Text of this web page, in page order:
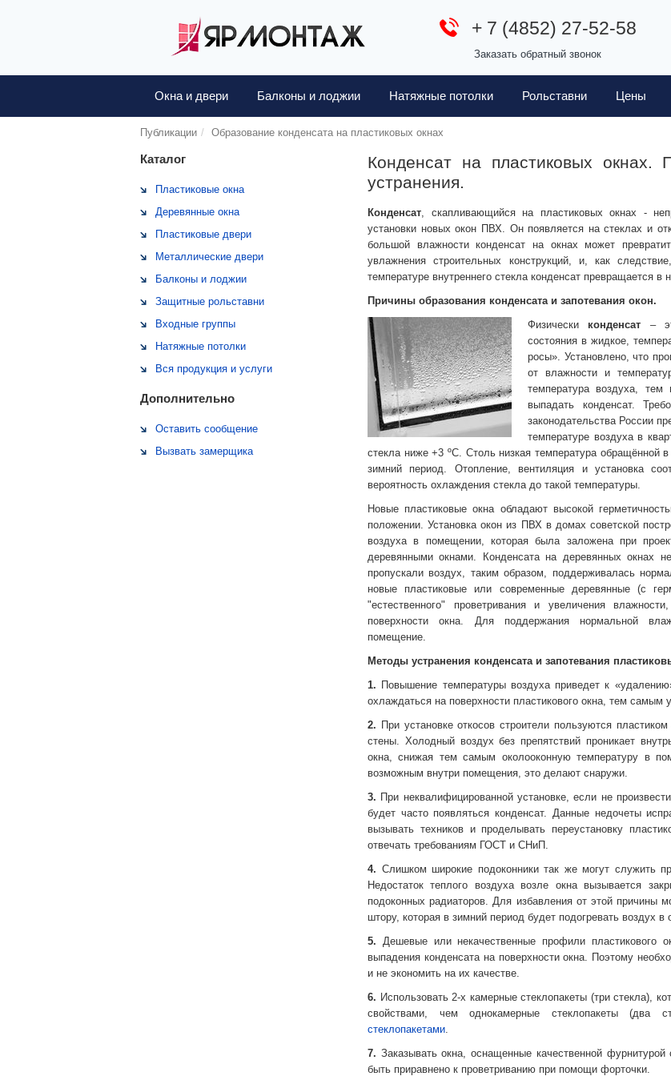
+ 7 (4852) 27-52-58
Заказать обратный звонок
Окна и двери Балконы и лоджии Натяжные потолки Рольставни Цены
Публикации Образование конденсата на пластиковых окнах
Конденсат на пластиковых
устранения.
Конденсат, скапливающийся на пластиковых окнах -
установки новых окон ПВХ. Он появляется на стеклах и
большой влажности конденсат на окнах может
увлажнения строительных конструкций, и, как
температуре внутреннего стекла конденсат превращается в
Причины образования конденсата и запотевания окон.
Физически конденсат –
состояния в жидкое,
росы». Установлено, что
от влажности и
температура воздуха,
выпадать конденсат.
законодательства России
температуре воздуха в
стекла ниже +3 ºС. Столь низкая температура обращённой
зимний период. Отопление, вентиляция и установка
вероятность охлаждения стекла до такой температуры.
Новые пластиковые окна обладают высокой
положении. Установка окон из ПВХ в домах советской
воздуха в помещении, которая была заложена при
деревянными окнами. Конденсата на деревянных окнах
пропускали воздух, таким образом, поддерживалась
новые пластиковые или современные деревянные (с
"естественного" проветривания и увеличения
поверхности окна. Для поддержания нормальной
помещение.
Методы устранения конденсата и запотевания
1. Повышение температуры воздуха приведет к
охлаждаться на поверхности пластикового окна, тем
2. При установке откосов строители пользуются
стены. Холодный воздух без препятствий проникает
окна, снижая тем самым околооконную температуру в
возможным внутри помещения, это делают снаружи.
3. При неквалифицированной установке, если не
будет часто появляться конденсат. Данные недочеты
вызывать техников и проделывать переустановку
отвечать требованиям ГОСТ и СНиП.
4. Слишком широкие подоконники так же могут служить
Недостаток теплого воздуха возле окна вызывается
подоконных радиаторов. Для избавления от этой причины
штору, которая в зимний период будет подогревать воздух в
5. Дешевые или некачественные профили пластикового
выпадения конденсата на поверхности окна. Поэтому
и не экономить на их качестве.
6. Использовать 2-х камерные стеклопакеты (три стекла),
свойствами, чем однокамерные стеклопакеты (два
стеклопакетами.
7. Заказывать окна, оснащенные качественной
быть приравнено к проветриванию при помощи форточки.
Каталог
Пластиковые окна
Деревянные окна
Пластиковые двери
Металлические двери
Балконы и лоджии
Защитные рольставни
Входные группы
Натяжные потолки
Вся продукция и услуги
Дополнительно
Оставить сообщение
Вызвать замерщика